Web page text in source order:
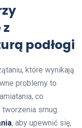
podłogi
które wynikają
problemy to
co
smug.
, aby upewnić się,